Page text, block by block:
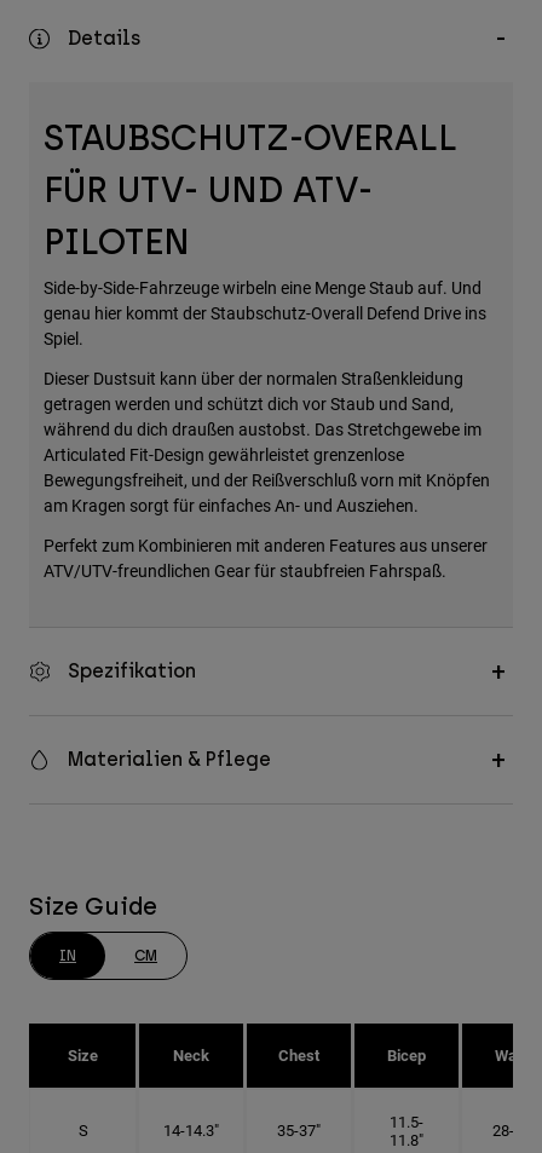
Hüte & Mützen
Alle anzeigen
Details
STAUBSCHUTZ-OVERALL
FÜR UTV- UND ATV-
PILOTEN
Side-by-Side-Fahrzeuge wirbeln eine Menge Staub auf. Und
genau hier kommt der Staubschutz-Overall Defend Drive ins
Spiel.
Dieser Dustsuit kann über der normalen Straßenkleidung
getragen werden und schützt dich vor Staub und Sand,
während du dich draußen austobst. Das Stretchgewebe im
Articulated Fit-Design gewährleistet grenzenlose
Bewegungsfreiheit, und der Reißverschluß vorn mit Knöpfen
am Kragen sorgt für einfaches An- und Ausziehen.
Perfekt zum Kombinieren mit anderen Features aus unserer
ATV/UTV-freundlichen Gear für staubfreien Fahrspaß.
Spezifikation
Materialien & Pflege
Size Guide
IN CM
Size Neck Chest Bicep Waist
S 14-14.3" 35-37"
11.5-
11.8"
28-29"